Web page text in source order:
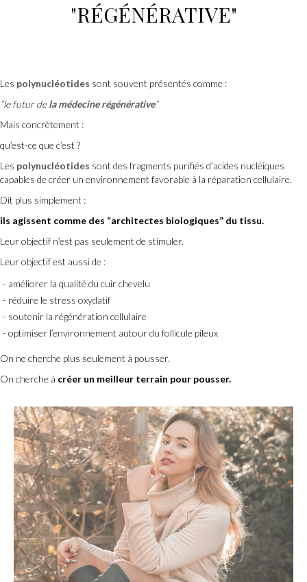
"RÉGÉNÉRATIVE"
Les polynucléotides sont souvent présentés comme :
“le futur dela médecine régénérative”
Mais concrètement :
qu’est-ce que c’est ?
Les polynucléotides sont des fragments purifiés d’acides nucléiques
capables de créer un environnement favorable à la réparation cellulaire.
Dit plus simplement :
ils agissent comme des “architectes biologiques” du tissu.
Leur objectif n’est pas seulement de stimuler.
Leur objectif est aussi de :
améliorer la qualité du cuir chevelu
réduire le stress oxydatif
soutenir la régénération cellulaire
optimiser l’environnement autour du follicule pileux
On ne cherche plus seulement à pousser.
On cherche à créer un meilleur terrain pour pousser.